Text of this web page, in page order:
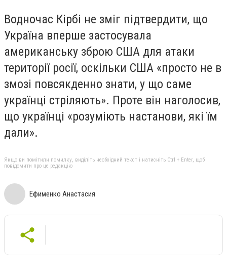
Водночас Кірбі не зміг підтвердити, що
Україна вперше застосувала
американську зброю США для атаки
території росії, оскільки США «просто не в
змозі повсякденно знати, у що саме
українці стріляють». Проте він наголосив,
що українці «розуміють настанови, які їм
дали».
Якщо ви помітили помилку, виділіть необхідний текст і натисніть Ctrl + Enter, щоб
повідомити про це редакцію
Ефименко Анастасия